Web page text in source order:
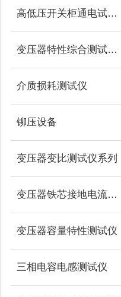
高低压开关柜通电试验台
变压器特性综合测试台系列
介质损耗测试仪
铆压设备
变压器变比测试仪系列
变压器铁芯接地电流测试仪
变压器容量特性测试仪
三相电容电感测试仪